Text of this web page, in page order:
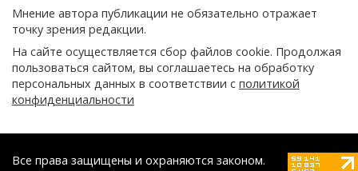
Мнение автора публикации не обязательно отражает
точку зрения редакции.
На сайте осуществляется сбор файлов cookie. Продолжая
пользоваться сайтом, вы соглашаетесь на обработку
персональных данных в соответствии с политикой
конфиденциальности
Все права защищены и охраняются законом.